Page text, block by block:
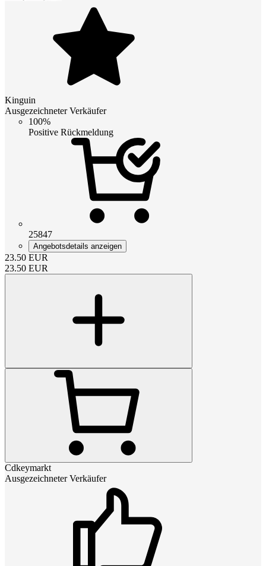
Kinguin
Ausgezeichneter Verkäufer
100%
Positive Rückmeldung
25847
Angebotsdetails anzeigen
23.50 EUR
23.50 EUR
Cdkeymarkt
Ausgezeichneter Verkäufer